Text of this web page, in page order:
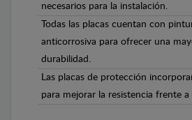
necesarios para la instalación.
Todas las placas cuentan con
anticorrosiva para ofrecer una
durabilidad.
Las placas de protección
para mejorar la resistencia frente a